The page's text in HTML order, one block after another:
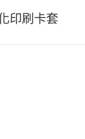
印刷卡套